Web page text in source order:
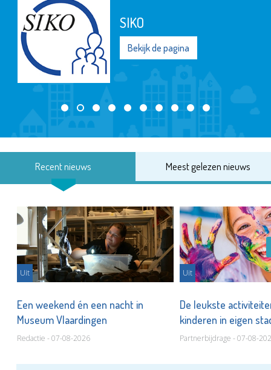
SIKO
Bekijk de pagina
Recent nieuws Meest gelezen nieuws
Uit
Een weekend én een nacht in
Museum Vlaardingen
Redactie - 07-08-2026
Uit
De leukste
kinderen in eigen
Partnerbijdrage - 07-08-